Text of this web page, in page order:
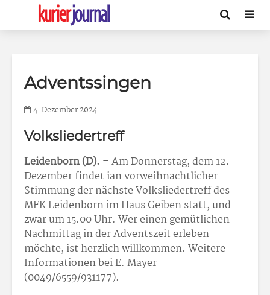
Adventssingen
4. Dezember 2024
Volksliedertreff
Leidenborn (D). – Am Donnerstag, dem 12.
Dezember findet ian vorweihnachtlicher
Stimmung der nächste Volksliedertreff des
MFK Leidenborn im Haus Geiben statt, und
zwar um 15.00 Uhr. Wer einen gemütlichen
Nachmittag in der Adventszeit erleben
möchte, ist herzlich willkommen. Weitere
Informationen bei E. Mayer
(0049/6559/931177).